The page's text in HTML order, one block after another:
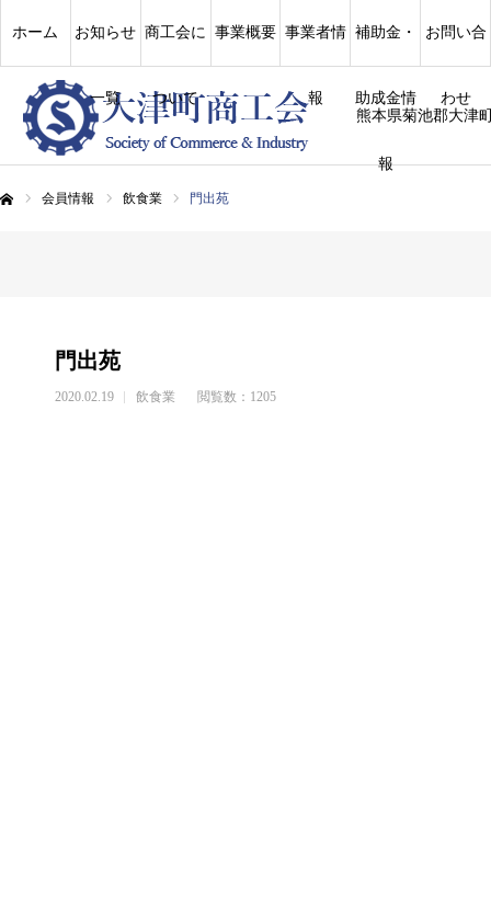
熊本県菊池郡大津
ホーム お知らせ
一覧
商工会に
ついて
事業概要 事業者情
報
補助金・
助成金情
報
お問い合
わせ
会員情報 飲食業 門出苑
門出苑
2020.02.19 飲食業 閲覧数：1205